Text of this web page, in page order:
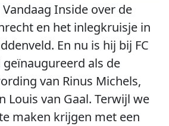
Inside over de
en het inlegkruisje in
En nu is hij bij FC
als de
van Rinus Michels,
Louis van Gaal. Terwijl we
maken krijgen met een